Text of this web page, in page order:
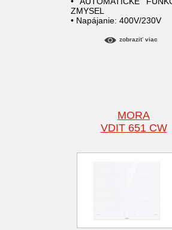
ZMYSEL
• Napájanie: 400V/230V
zobraziť viac
MORA
VDIT 651 CW